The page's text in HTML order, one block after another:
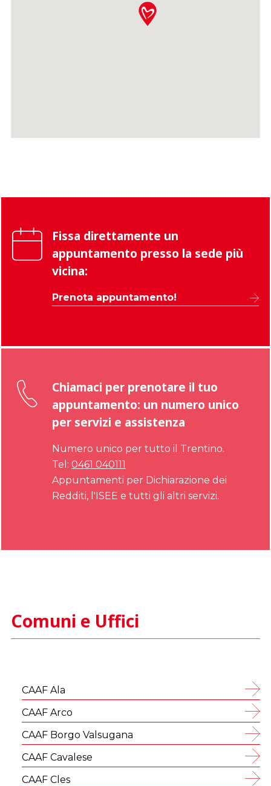
Fissa direttamente un
appuntamento presso la sede più
vicina:
Prenota appuntamento!
Chiamaci per prenotare il tuo
appuntamento: un numero unico
per servizi e assistenza
Numero unico per tutto il Trentino.
Tel: 0461 040111
Appuntamenti per Dichiarazione dei
Redditi, l'ISEE e tutti gli altri servizi.
Comuni e Uffici
CAAF Ala
CAAF Arco
CAAF Borgo Valsugana
CAAF Cavalese
CAAF Cles